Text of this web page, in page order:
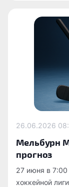
26.06.2026
Мельбурн
прогноз
27 июня в 7:00
хоккейной